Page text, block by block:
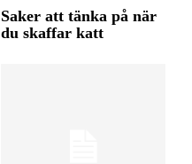
Saker att tänka på när
du skaffar katt